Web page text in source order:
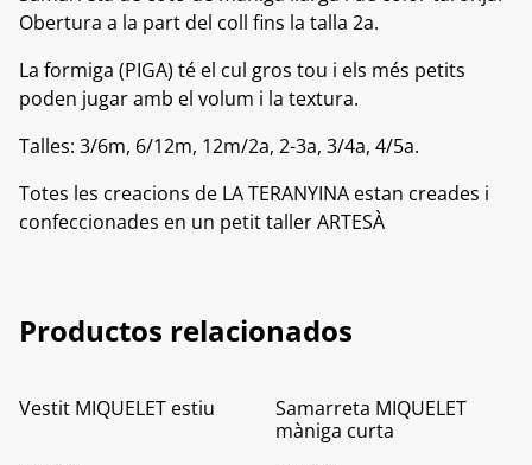
Obertura a la part del coll fins la talla 2a.
La formiga (PIGA) té el cul gros tou i els més petits
poden jugar amb el volum i la textura.
Talles: 3/6m, 6/12m, 12m/2a, 2-3a, 3/4a, 4/5a.
Totes les creacions de LA TERANYINA estan creades i
confeccionades en un petit taller ARTESÀ
Productos relacionados
Vestit MIQUELET estiu
Samarreta MIQUELET
màniga curta